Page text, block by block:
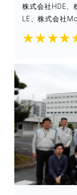
株式会社HDE、
LE、株式会社